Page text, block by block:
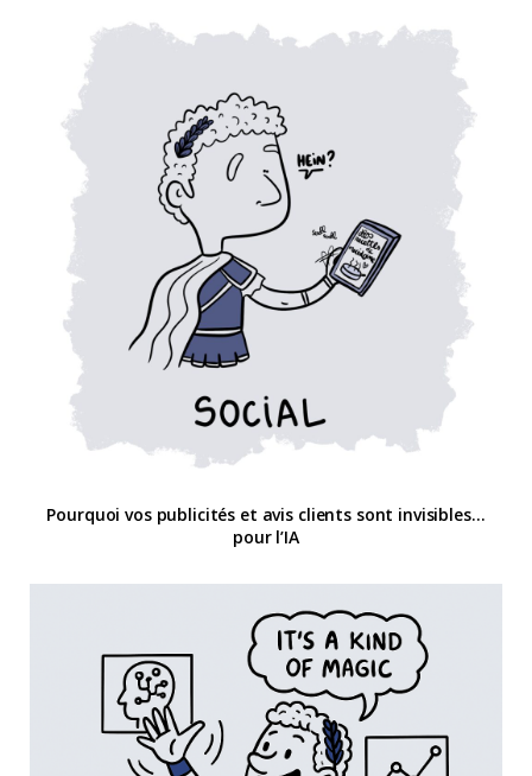
Pourquoi vos publicités et avis clients sont invisibles…
pour l’IA